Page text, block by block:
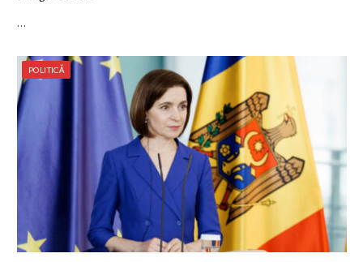
…
POLITICĂ